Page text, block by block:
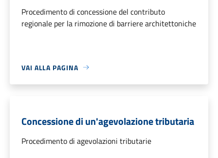
Procedimento di concessione del contributo
regionale per la rimozione di barriere architettoniche
VAI ALLA PAGINA
Concessione di un'agevolazione tributaria
Procedimento di agevolazioni tributarie